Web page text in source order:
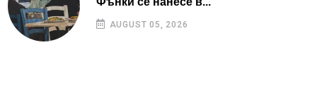
AUGUST 05, 2026